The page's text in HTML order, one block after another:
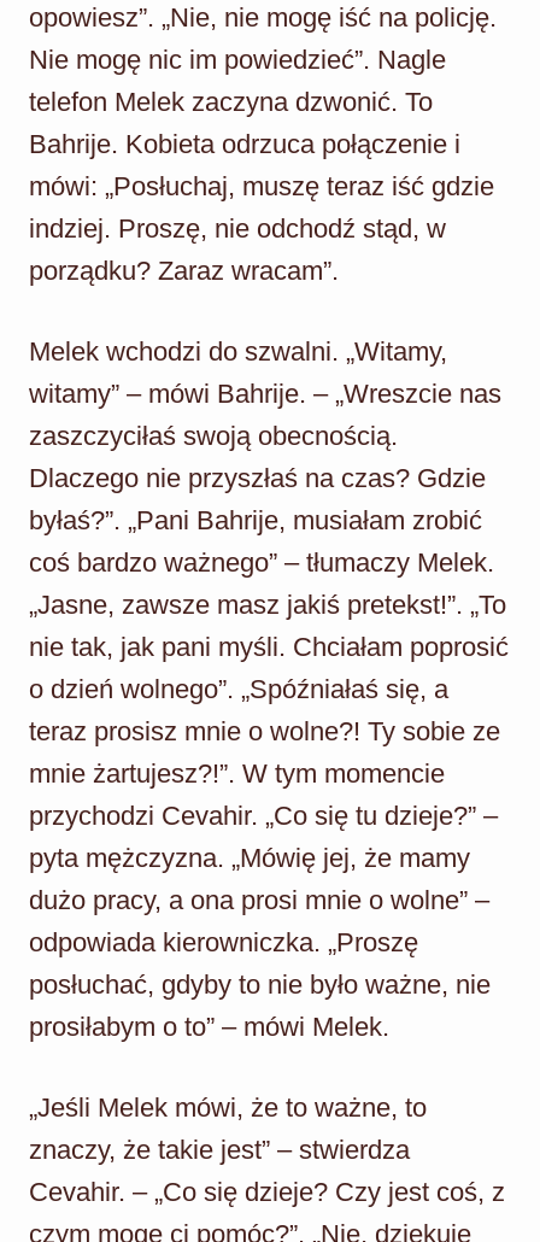
opowiesz”. „Nie, nie mogę iść na policję.
Nie mogę nic im powiedzieć”. Nagle
telefon Melek zaczyna dzwonić. To
Bahrije. Kobieta odrzuca połączenie i
mówi: „Posłuchaj, muszę teraz iść gdzie
indziej. Proszę, nie odchodź stąd, w
porządku? Zaraz wracam”.
Melek wchodzi do szwalni. „Witamy,
witamy” – mówi Bahrije. – „Wreszcie nas
zaszczyciłaś swoją obecnością.
Dlaczego nie przyszłaś na czas? Gdzie
byłaś?”. „Pani Bahrije, musiałam zrobić
coś bardzo ważnego” – tłumaczy Melek.
„Jasne, zawsze masz jakiś pretekst!”. „To
nie tak, jak pani myśli. Chciałam poprosić
o dzień wolnego”. „Spóźniałaś się, a
teraz prosisz mnie o wolne?! Ty sobie ze
mnie żartujesz?!”. W tym momencie
przychodzi Cevahir. „Co się tu dzieje?” –
pyta mężczyzna. „Mówię jej, że mamy
dużo pracy, a ona prosi mnie o wolne” –
odpowiada kierowniczka. „Proszę
posłuchać, gdyby to nie było ważne, nie
prosiłabym o to” – mówi Melek.
„Jeśli Melek mówi, że to ważne, to
znaczy, że takie jest” – stwierdza
Cevahir. – „Co się dzieje? Czy jest coś, z
czym mogę ci pomóc?”. „Nie, dziękuję